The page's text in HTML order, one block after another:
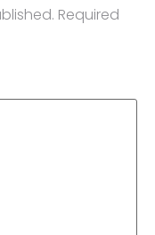
Required